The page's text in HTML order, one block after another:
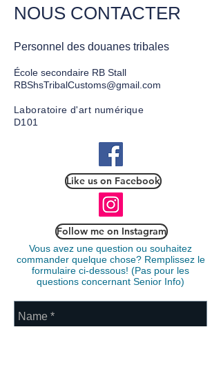
NOUS CONTACTER
Personnel des douanes tribales
École secondaire RB Stall
RBShsTribalCustoms@gmail.com
Laboratoire d'art numérique
D101
Like us on Facebook
Follow me on Instagram
Vous avez une question ou souhaitez
commander quelque chose? Remplissez le
formulaire ci-dessous! (Pas pour les
questions concernant Senior Info)